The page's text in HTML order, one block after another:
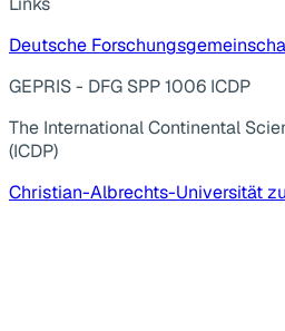
Deutsche
GEPRIS - DFG SPP 1006 ICDP
The International Continental
(ICDP)
Christian-Albrechts-Universität